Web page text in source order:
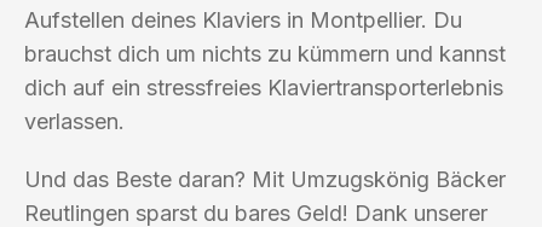
Aufstellen deines Klaviers in Montpellier. Du
brauchst dich um nichts zu kümmern und kannst
dich auf ein stressfreies Klaviertransporterlebnis
verlassen.
Und das Beste daran? Mit Umzugskönig Bäcker
Reutlingen sparst du bares Geld! Dank unserer